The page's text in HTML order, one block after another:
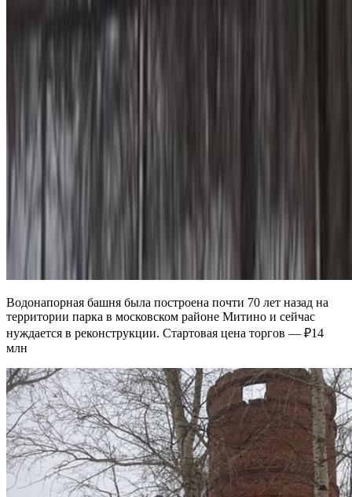
Водонапорная башня была построена почти 70 лет назад на
территории парка в московском районе Митино и сейчас
нуждается в реконструкции. Стартовая цена торгов — ₽14
млн